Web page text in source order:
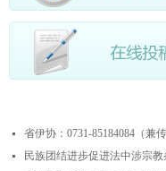
넷 省伊协：0731-85184084（兼传
넷 民族团结进步促进法中涉宗